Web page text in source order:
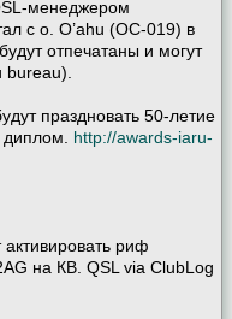
менеджером
с о. O’ahu (OC-019) в
отпечатаны и могут
праздновать 50-летие
http://awards-iaru-
риф
на КВ. QSL via ClubLog